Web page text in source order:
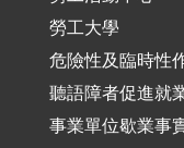
勞工大學
危險性及臨時性
聽語障者促進就
事業單位歇業事